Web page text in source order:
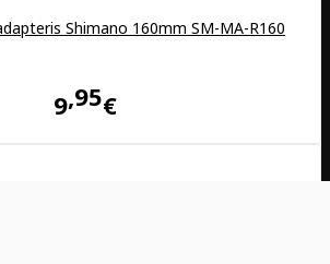
Shimano 160mm SM-MA-R160
9 95€